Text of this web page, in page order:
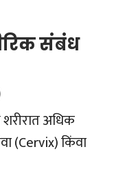
संबंध
अधिक
(Cervix) किंवा